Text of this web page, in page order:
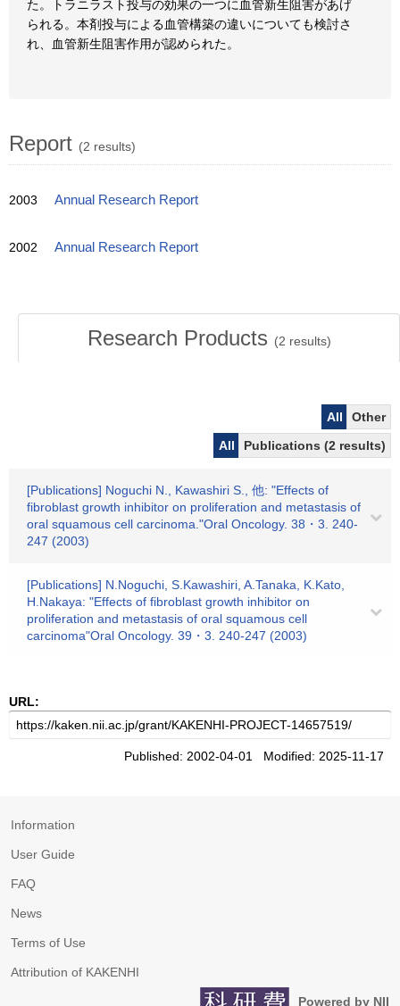
た。トラニラスト投与の効果の一つに血管新生阻害があげ
られる。本剤投与による血管構築の違いについても検討さ
れ、血管新生阻害作用が認められた。
Report (2 results)
2003 Annual Research Report
2002 Annual Research Report
Research Products (2 results)
All
Other
All
Publications (2 results)
[Publications] Noguchi N., Kawashiri S., 他: "Effects of
fibroblast growth inhibitor on proliferation and metastasis of
oral squamous cell carcinoma."Oral Oncology. 38・3. 240-
247 (2003)
[Publications] N.Noguchi, S.Kawashiri, A.Tanaka, K.Kato,
H.Nakaya: "Effects of fibroblast growth inhibitor on
proliferation and metastasis of oral squamous cell
carcinoma"Oral Oncology. 39・3. 240-247 (2003)
URL:
Published: 2002-04-01 Modified: 2025-11-17
Information
User Guide
FAQ
News
Terms of Use
Attribution of KAKENHI
Powered by NII